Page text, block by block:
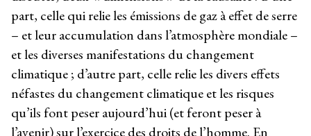
part, celle qui relie les émissions de gaz à effet de serre
– et leur accumulation dans l’atmosphère mondiale –
et les diverses manifestations du changement
climatique ; d’autre part, celle relie les divers effets
néfastes du changement climatique et les risques
qu’ils font peser aujourd’hui (et feront peser à
l’avenir) sur l’exercice des droits de l’homme. En